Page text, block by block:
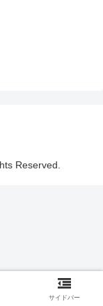
Reserved.
サイドバー